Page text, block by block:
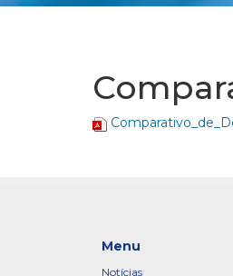
Menu
Notícias